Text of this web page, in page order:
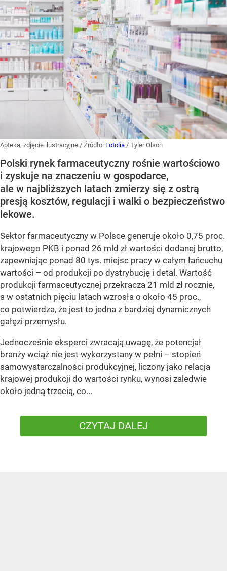
Apteka, zdjęcie ilustracyjne / Źródło: Fotolia / Tyler Olson
Polski rynek farmaceutyczny rośnie wartościowo
i zyskuje na znaczeniu w gospodarce,
ale w najbliższych latach zmierzy się z ostrą
presją kosztów, regulacji i walki o bezpieczeństwo
lekowe.
Sektor farmaceutyczny w Polsce generuje około 0,75 proc.
krajowego PKB i ponad 26 mld zł wartości dodanej brutto,
zapewniając ponad 80 tys. miejsc pracy w całym łańcuchu
wartości – od produkcji po dystrybucję i detal. Wartość
produkcji farmaceutycznej przekracza 21 mld zł rocznie,
a w ostatnich pięciu latach wzrosła o około 45 proc.,
co potwierdza, że jest to jedna z bardziej dynamicznych
gałęzi przemysłu.
Jednocześnie eksperci zwracają uwagę, że potencjał
branży wciąż nie jest wykorzystany w pełni – stopień
samowystarczalności produkcyjnej, liczony jako relacja
krajowej produkcji do wartości rynku, wynosi zaledwie
około jedną trzecią, co...
CZYTAJ DALEJ